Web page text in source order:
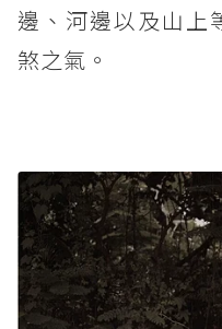
邊、河邊以及山上
煞之氣。